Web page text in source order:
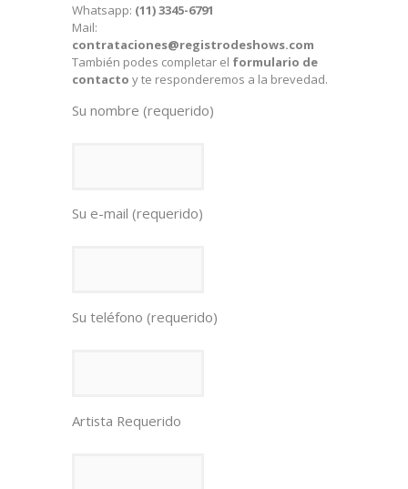
Whatsapp: (11) 3345-6791
Mail:
contrataciones@registrodeshows.com
También podes completar el formulario de
contacto y te responderemos a la brevedad.
Su nombre (requerido)
Su e-mail (requerido)
Su teléfono (requerido)
Artista Requerido